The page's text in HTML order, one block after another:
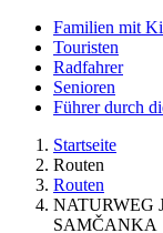
Familien mit
Touristen
Radfahrer
Senioren
Führer durch
Startseite
Routen
Routen
NATURWEG
SAMČANKA